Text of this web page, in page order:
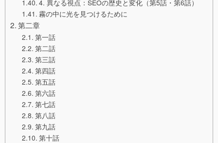
4. 異なる視点：SEOの歴史と変化（第5話・第6話）
霧の中に光を見つけるために
第二章
第一話
第二話
第三話
第四話
第五話
第六話
第七話
第八話
第九話
第十話